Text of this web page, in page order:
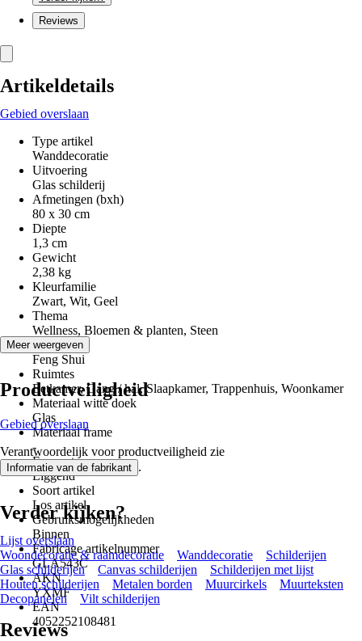
Reviews
Artikeldetails
Gebied overslaan
Type artikel
Wanddecoratie
Uitvoering
Glas schilderij
Afmetingen (bxh)
80 x 30 cm
Diepte
1,3 cm
Gewicht
2,38 kg
Kleurfamilie
Zwart, Wit, Geel
Thema
Wellness, Bloemen & planten, Steen
Stijl
Feng Shui
Ruimtes
Eetkamer, Gang / hal, Slaapkamer, Trappenhuis, Woonkamer
Materiaal witte doek
Glas
Materiaal frame
-
Formaat
Liggend
Soort artikel
Los artikel
Gebruiksmogelijkheden
Binnen
Fabricage artikelnummer
GLA543C
AKN
YXMF
EAN
4052252108481
Meer weergeven
Productveiligheid
Gebied overslaan
Verantwoordelijk voor productveiligheid zie
Informatie van de fabrikant .
Verder kijken?
Lijst overslaan
Woondecoratie & raamdecoratie
Wanddecoratie
Schilderijen
Glas schilderijen
Canvas schilderijen
Schilderijen met lijst
Houten schilderijen
Metalen borden Muurcirkels
Muurteksten
Decopanelen
Vilt schilderijen
Reviews